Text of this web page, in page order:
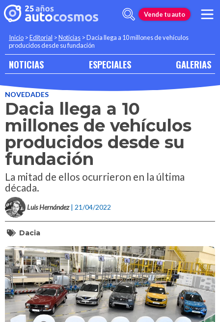
Vende tu auto
Inicio >Editorial >Noticias >Dacia llega a 10 millones de vehículos
producidos desde su fundación
NOTICIAS ESPECIALES GALERIAS
NOVEDADES
Dacia llega a 10
millones de vehículos
producidos desde su
fundación
La mitad de ellos ocurrieron en la última
década.
Luis Hernández | 21/04/2022
Dacia